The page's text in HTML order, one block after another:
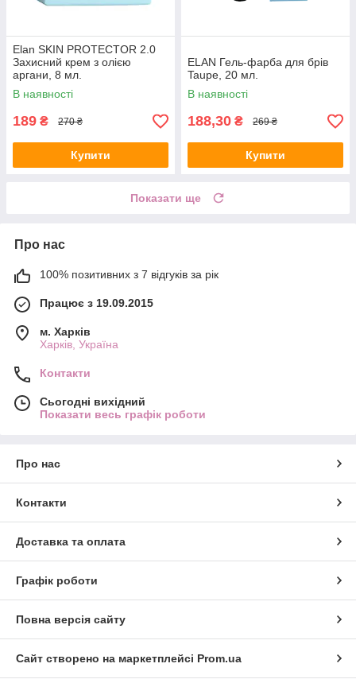
Elan SKIN PROTECTOR 2.0
Захисний крем з олією
аргани, 8 мл.
В наявності
189 ₴ 270 ₴
Купити
ELAN Гель-фарба для брів
Taupe, 20 мл.
В наявності
188,30 ₴ 269 ₴
Купити
Показати ще
Про нас
100% позитивних з 7 відгуків за рік
Працює з 19.09.2015
м. Харків
Харків, Україна
Контакти
Сьогодні вихідний
Показати весь графік роботи
Про нас
Контакти
Доставка та оплата
Графік роботи
Повна версія сайту
Сайт створено на маркетплейсі Prom.ua